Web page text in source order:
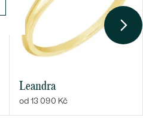
Leandra
od 13 090 Kč